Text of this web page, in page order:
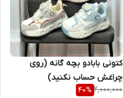
کتونی بابادو بچه گانه (روی
چراغش حساب نکنید)
2,000,000
40%